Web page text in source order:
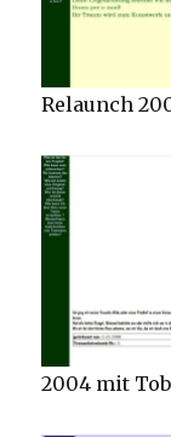
Relaunch
2004 mit